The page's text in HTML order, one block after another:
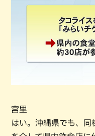
宮里
はい。沖縄県でも、同